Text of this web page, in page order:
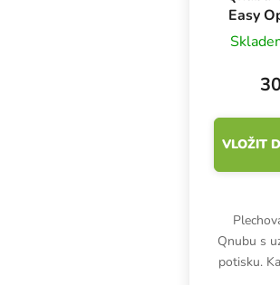
Easy
3.5 G
VLOŽIT
Qnubu s
potisku.